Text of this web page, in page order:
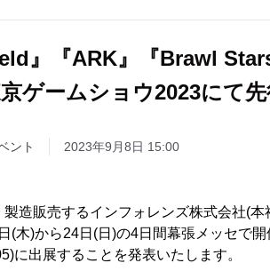
』『ARK』『Brawl
ゲームショウ2023にて先
ント 2023年9月8日 15:00
造販売するインフォレンズ株式会社(
(木)から24日(日)の4日間幕張メッセで
に出展することを発表いたします。